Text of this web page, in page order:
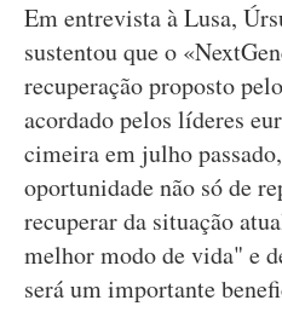
Em entrevista à Lusa,
sustentou que o
recuperação proposto
acordado pelos líderes
cimeira em julho
oportunidade não só de
recuperar da situação
melhor modo de vida" e
será um importante